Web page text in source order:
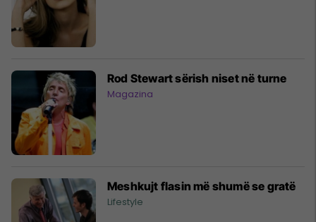
Rod Stewart sërish niset në turne
Magazina
Meshkujt flasin më shumë se gratë
Lifestyle